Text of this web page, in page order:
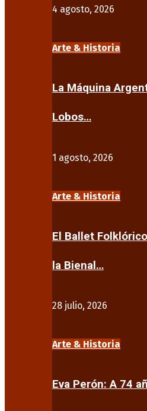
4 agosto, 2026
Arte & Historia
La Máquina
Lobos…
1 agosto, 2026
Arte & Historia
El Ballet
la Bienal…
28 julio, 2026
Arte & Historia
Eva Perón: A 74